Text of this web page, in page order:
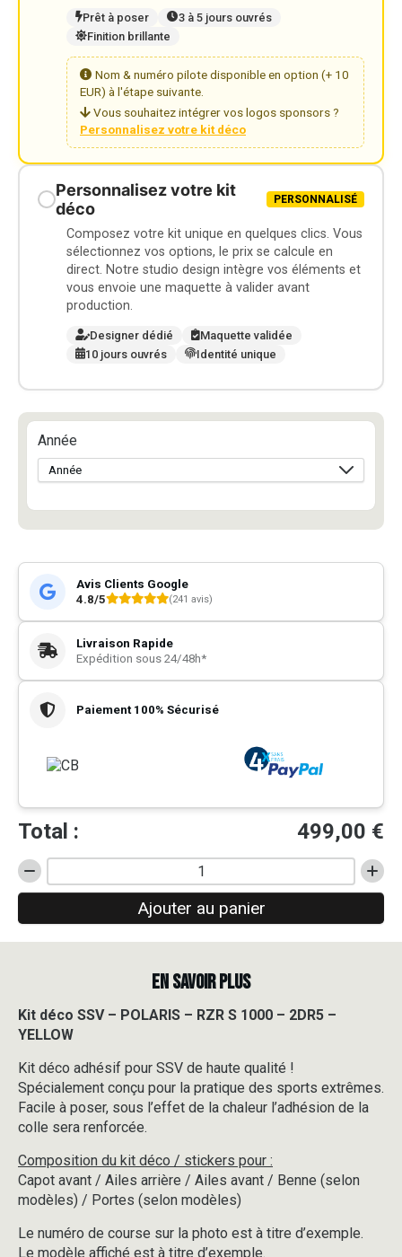
Prêt à poser
3 à 5 jours ouvrés
Finition brillante
Nom & numéro pilote disponible en option (+ 10
EUR) à l'étape suivante.
Vous souhaitez intégrer vos logos sponsors ?
Personnalisez votre kit déco
Personnalisez votre kit
déco
PERSONNALISÉ
Composez votre kit unique en quelques clics. Vous
sélectionnez vos options, le prix se calcule en
direct. Notre studio design intègre vos éléments et
vous envoie une maquette à valider avant
production.
Designer dédié
Maquette validée
10 jours ouvrés
Identité unique
Année
Avis Clients Google
4.8/5
(241 avis)
Livraison Rapide
Expédition sous 24/48h*
Paiement 100% Sécurisé
Total : 499,00 €
quantité
de
déco
SSV
RZR
S
-
2DR5
-
YELLOW
Ajouter au panier
EN SAVOIR PLUS
Kit déco SSV – POLARIS – RZR S 1000 – 2DR5 –
YELLOW
Kit déco adhésif pour SSV de haute qualité !
Spécialement conçu pour la pratique des sports extrêmes.
Facile à poser, sous l’effet de la chaleur l’adhésion de la
colle sera renforcée.
Composition du kit déco / stickers pour :
Capot avant / Ailes arrière / Ailes avant / Benne (selon
modèles) / Portes (selon modèles)
Le numéro de course sur la photo est à titre d’exemple.
Le modèle affiché est à titre d’exemple.